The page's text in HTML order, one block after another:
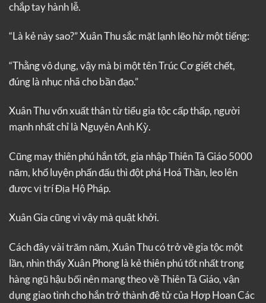
chắp tay hành lễ.
“Là kẻ này sao?” Xuân Thu sắc mặt lạnh lẽo hừ một tiếng:
“Thằng vô dụng, vậy mà bị một tên Trúc Cơ giết chết,
đúng là nhục nhã cho bần đạo.”
Xuân Thu vốn xuất thân từ tiểu gia tộc cấp thấp, người
mạnh nhất chỉ là Nguyên Anh Kỳ.
Cũng may thiên phú hắn tốt, gia nhập Thiên Tà Giáo 5000
năm, khổ luyện phấn đấu thì đột phá Hoá Thần, leo lên
được vị trí Địa Hộ Pháp.
Xuân Gia cũng vì vậy mà quật khởi.
Cách đây vài trăm năm, Xuân Thu có trở về gia tộc một
lần, nhìn thấy Xuân Phong là kẻ thiên phú tốt nhất trong
hàng ngũ hậu bối nên mang theo về Thiên Tà Giáo, vận
dụng giao tình cho hắn trở thành đệ tử của Hợp Hoan Các